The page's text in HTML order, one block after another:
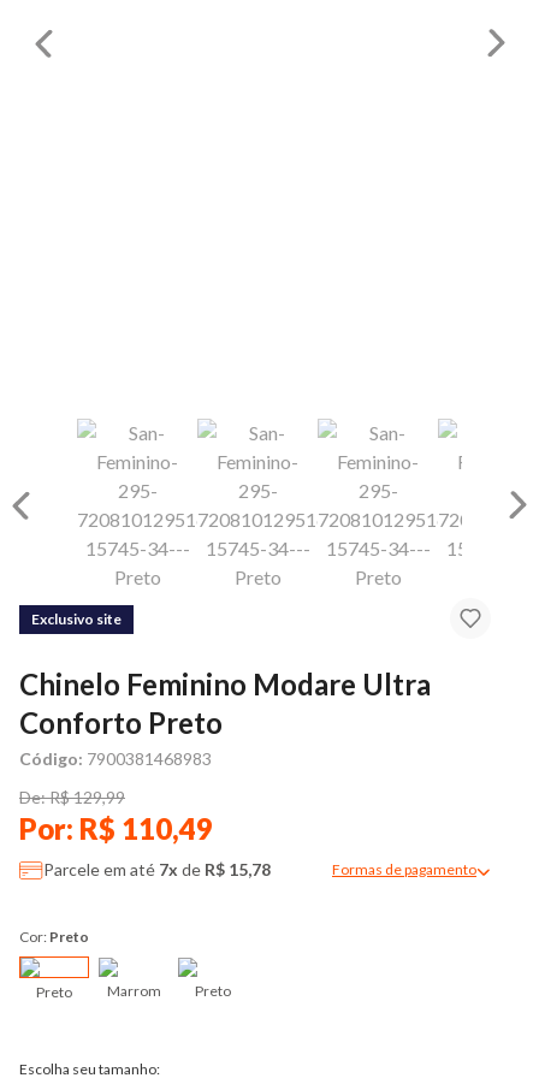
Exclusivo site
Chinelo Feminino Modare Ultra
Conforto Preto
Código: 7900381468983
De: R$ 129,99
Por: R$ 110,49
Parcele em até 7x de R$ 15,78 Formas de pagamento
Cor: Preto
Preto Marrom Preto
Escolha seu tamanho: